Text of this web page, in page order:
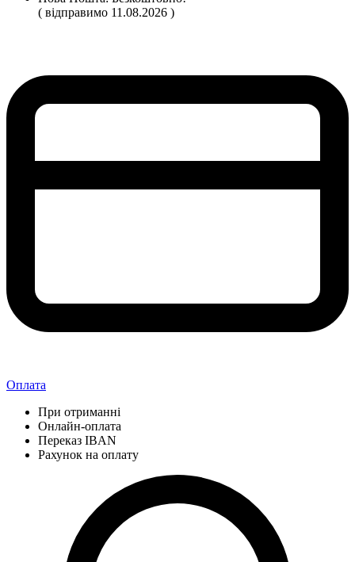
( відправимо 11.08.2026 )
Оплата
При отриманні
Онлайн-оплата
Переказ IBAN
Рахунок на оплату